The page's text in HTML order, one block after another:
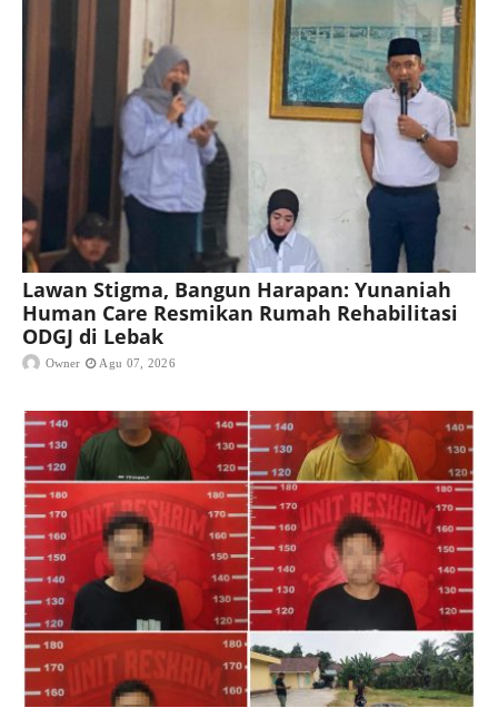
Lawan Stigma, Bangun Harapan: Yunaniah
Human Care Resmikan Rumah Rehabilitasi
ODGJ di Lebak
Owner Agu 07, 2026